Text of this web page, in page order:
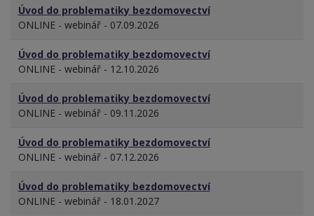
Úvod do problematiky bezdomovectví
ONLINE - webinář - 07.09.2026
Úvod do problematiky bezdomovectví
ONLINE - webinář - 12.10.2026
Úvod do problematiky bezdomovectví
ONLINE - webinář - 09.11.2026
Úvod do problematiky bezdomovectví
ONLINE - webinář - 07.12.2026
Úvod do problematiky bezdomovectví
ONLINE - webinář - 18.01.2027